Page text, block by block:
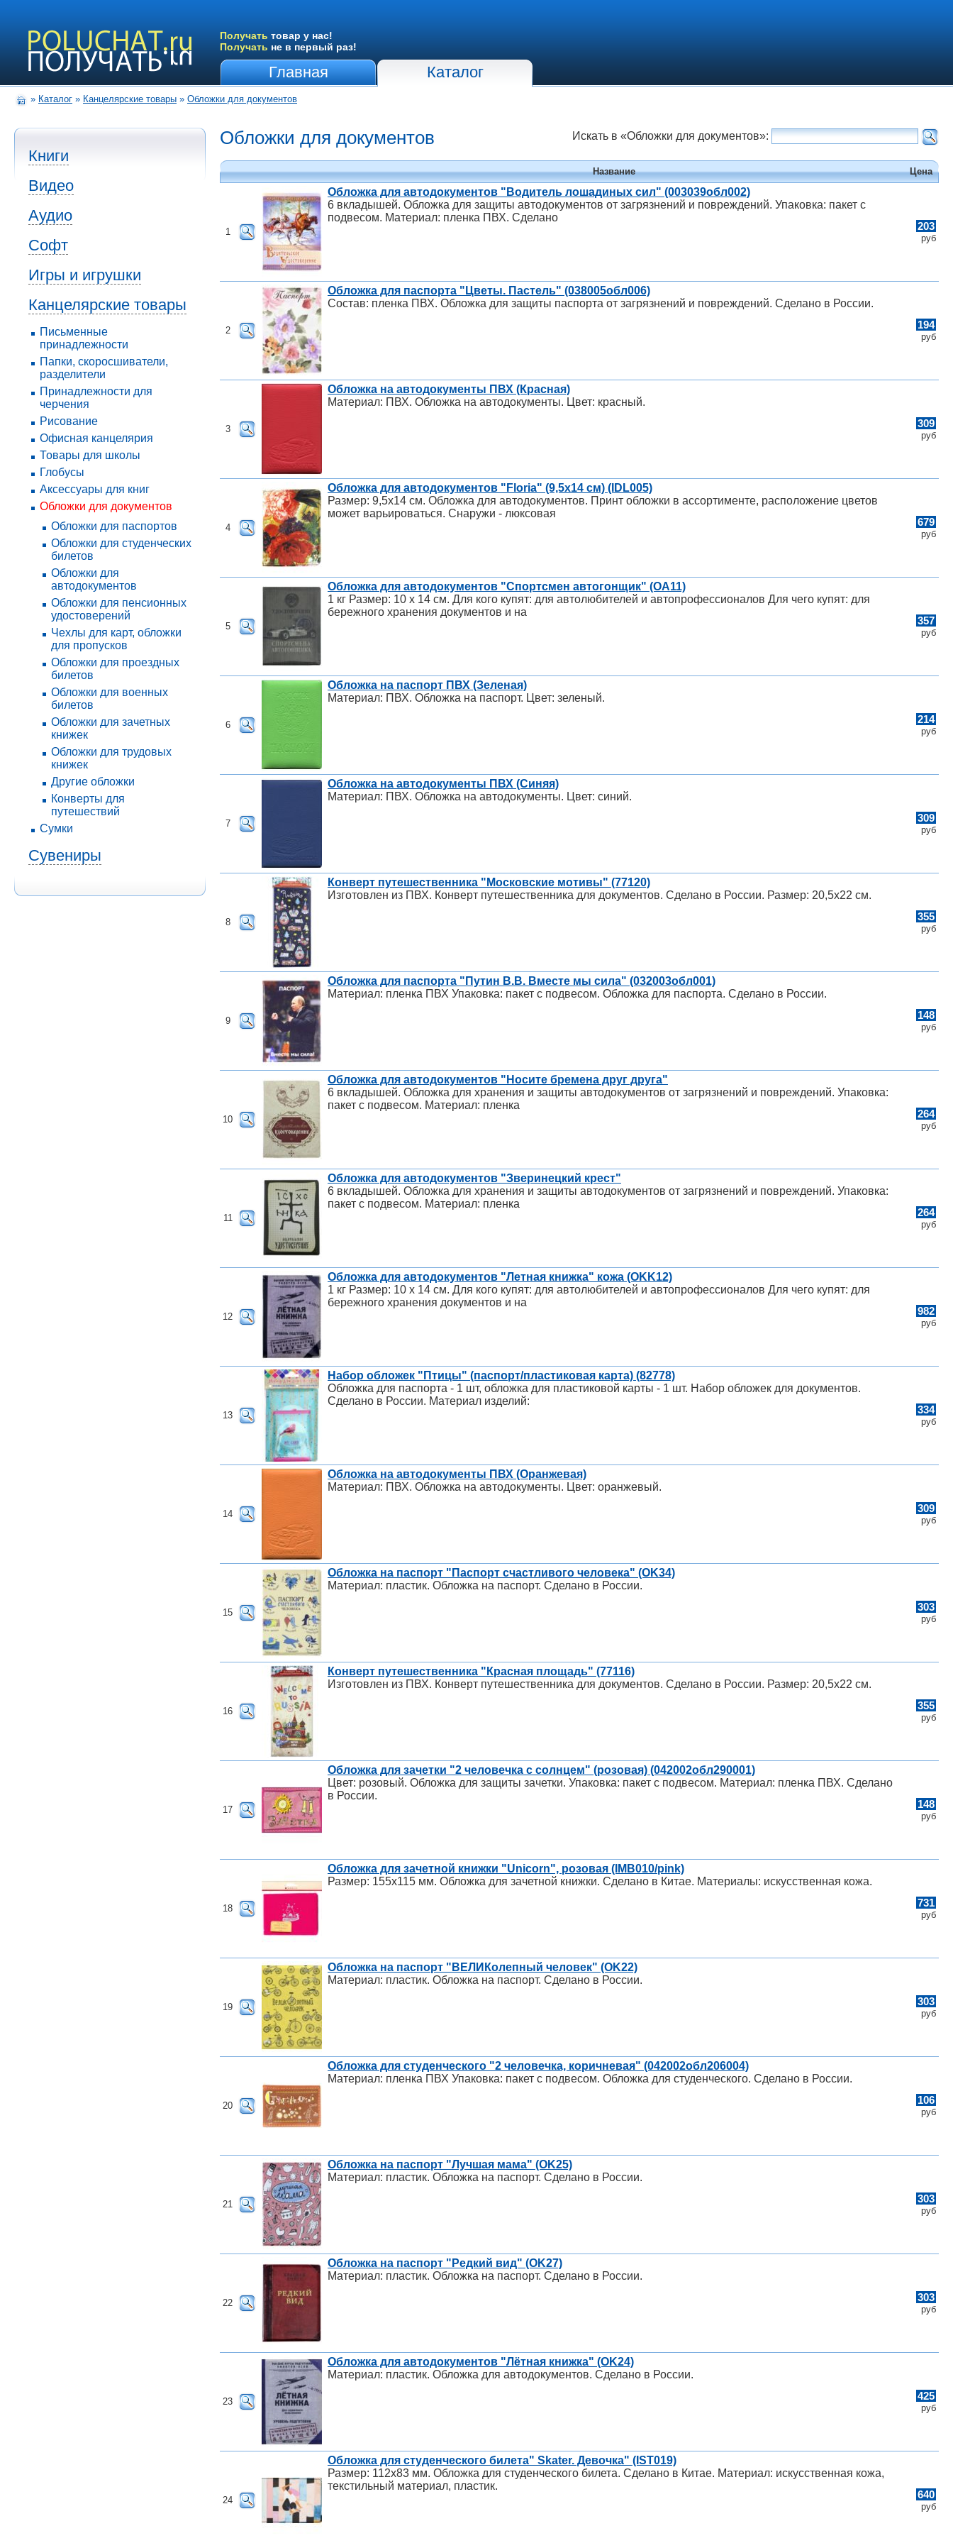
Получать товар у нас!
Получать не в первый раз!
Главная Каталог
» Каталог » Канцелярские товары » Обложки для документов
Книги
Видео
Аудио
Софт
Игры и игрушки
Канцелярские товары
Письменные
принадлежности
Папки, скоросшиватели,
разделители
Принадлежности для
черчения
Рисование
Офисная канцелярия
Товары для школы
Глобусы
Аксессуары для книг
Обложки для документов
Обложки для паспортов
Обложки для студенческих
билетов
Обложки для
автодокументов
Обложки для пенсионных
удостоверений
Чехлы для карт, обложки
для пропусков
Обложки для проездных
билетов
Обложки для военных
билетов
Обложки для зачетных
книжек
Обложки для трудовых
книжек
Другие обложки
Конверты для
путешествий
Сумки
Сувениры
Искать в «Обложки для документов»:
Обложки для документов
Название Цена
1
Обложка для автодокументов "Водитель лошадиных сил" (003039обл002)
6 вкладышей. Обложка для защиты автодокументов от загрязнений и повреждений. Упаковка: пакет с
подвесом. Материал: пленка ПВХ. Сделано
203
руб
2
Обложка для паспорта "Цветы. Пастель" (038005обл006)
Состав: пленка ПВХ. Обложка для защиты паспорта от загрязнений и повреждений. Сделано в России.
194
руб
3
Обложка на автодокументы ПВХ (Красная)
Материал: ПВХ. Обложка на автодокументы. Цвет: красный.
309
руб
4
Обложка для автодокументов "Floria" (9,5x14 см) (IDL005)
Размер: 9,5х14 см. Обложка для автодокументов. Принт обложки в ассортименте, расположение цветов
может варьироваться. Снаружи - люксовая
679
руб
5
Обложка для автодокументов "Спортсмен автогонщик" (OA11)
1 кг Размер: 10 х 14 см. Для кого купят: для автолюбителей и автопрофессионалов Для чего купят: для
бережного хранения документов и на
357
руб
6
Обложка на паспорт ПВХ (Зеленая)
Материал: ПВХ. Обложка на паспорт. Цвет: зеленый.
214
руб
7
Обложка на автодокументы ПВХ (Синяя)
Материал: ПВХ. Обложка на автодокументы. Цвет: синий.
309
руб
8
Конверт путешественника "Московские мотивы" (77120)
Изготовлен из ПВХ. Конверт путешественника для документов. Сделано в России. Размер: 20,5х22 см.
355
руб
9
Обложка для паспорта "Путин В.В. Вместе мы сила" (032003обл001)
Материал: пленка ПВХ Упаковка: пакет с подвесом. Обложка для паспорта. Сделано в России.
148
руб
10
Обложка для автодокументов "Носите бремена друг друга"
6 вкладышей. Обложка для хранения и защиты автодокументов от загрязнений и повреждений. Упаковка:
пакет с подвесом. Материал: пленка
264
руб
11
Обложка для автодокументов "Зверинецкий крест"
6 вкладышей. Обложка для хранения и защиты автодокументов от загрязнений и повреждений. Упаковка:
пакет с подвесом. Материал: пленка
264
руб
12
Обложка для автодокументов "Летная книжка" кожа (OKK12)
1 кг Размер: 10 х 14 см. Для кого купят: для автолюбителей и автопрофессионалов Для чего купят: для
бережного хранения документов и на
982
руб
13
Набор обложек "Птицы" (паспорт/пластиковая карта) (82778)
Обложка для паспорта - 1 шт, обложка для пластиковой карты - 1 шт. Набор обложек для документов.
Сделано в России. Материал изделий:
334
руб
14
Обложка на автодокументы ПВХ (Оранжевая)
Материал: ПВХ. Обложка на автодокументы. Цвет: оранжевый.
309
руб
15
Обложка на паспорт "Паспорт счастливого человека" (OK34)
Материал: пластик. Обложка на паспорт. Сделано в России.
303
руб
16
Конверт путешественника "Красная площадь" (77116)
Изготовлен из ПВХ. Конверт путешественника для документов. Сделано в России. Размер: 20,5х22 см.
355
руб
17
Обложка для зачетки "2 человечка с солнцем" (розовая) (042002обл290001)
Цвет: розовый. Обложка для защиты зачетки. Упаковка: пакет с подвесом. Материал: пленка ПВХ. Сделано
в России.
148
руб
18
Обложка для зачетной книжки "Unicorn", розовая (IMB010/pink)
Размер: 155х115 мм. Обложка для зачетной книжки. Сделано в Китае. Материалы: искусственная кожа.
731
руб
19
Обложка на паспорт "ВЕЛИКолепный человек" (OK22)
Материал: пластик. Обложка на паспорт. Сделано в России.
303
руб
20
Обложка для студенческого "2 человечка, коричневая" (042002обл206004)
Материал: пленка ПВХ Упаковка: пакет с подвесом. Обложка для студенческого. Сделано в России.
106
руб
21
Обложка на паспорт "Лучшая мама" (OK25)
Материал: пластик. Обложка на паспорт. Сделано в России.
303
руб
22
Обложка на паспорт "Редкий вид" (OK27)
Материал: пластик. Обложка на паспорт. Сделано в России.
303
руб
23
Обложка для автодокументов "Лётная книжка" (OK24)
Материал: пластик. Обложка для автодокументов. Сделано в России.
425
руб
24
Обложка для студенческого билета" Skater. Девочка" (IST019)
Размер: 112х83 мм. Обложка для студенческого билета. Сделано в Китае. Материал: искусственная кожа,
текстильный материал, пластик.
640
руб